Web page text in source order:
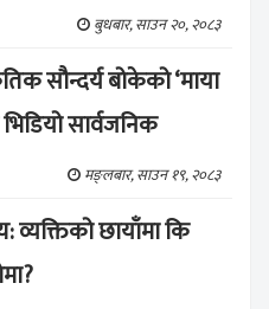
बुधबार, साउन २०, २०८३
सौन्दर्य बोकेको ‘माया
सार्वजनिक
मङ्लबार, साउन १९, २०८३
व्यक्तिको छायाँमा कि